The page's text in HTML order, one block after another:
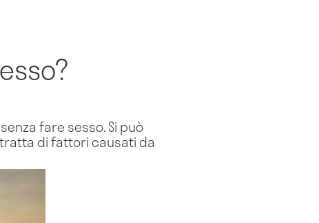
fare sesso. Si può
di fattori causati da